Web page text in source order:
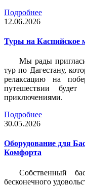
Подробнее
12.06.2026
Туры на Каспийское
Мы рады
тур по Дагестану,
релаксацию на
путешествии
приключениями.
Подробнее
30.05.2026
Оборудование для
Комфорта
Собственный
бесконечного